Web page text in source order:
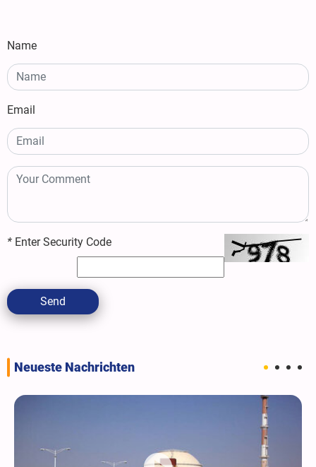
Name
Email
* Enter Security Code
Send
Neueste Nachrichten